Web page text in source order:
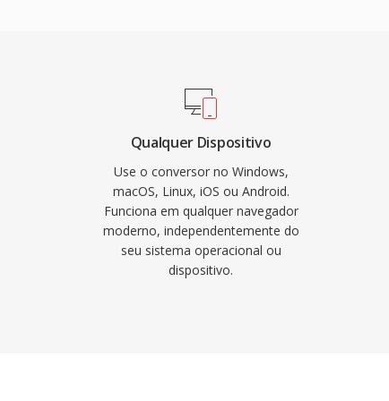
confiáveis. No
de milhões de
do RealAudio
técnica duradoura foi
que
e DASH. Embora
de conteúdo
Qualquer Dispositivo
Use o conversor no Windows,
macOS, Linux, iOS ou Android.
Funciona em qualquer navegador
moderno, independentemente do
seu sistema operacional ou
dispositivo.